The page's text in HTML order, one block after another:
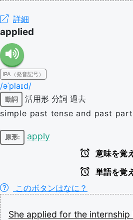
詳細
applied
IPA（発音記号）
/əˈplaɪd/
動詞 活用形 分詞 過去
simple past tense and past
原形: apply
意味を覚
単語を覚
このボタンはなに？
She applied for the internship